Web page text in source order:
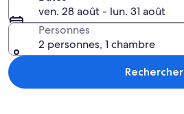
ven. 28 août - lun. 31 août
Personnes
2 personnes, 1 chambre
Rechercher